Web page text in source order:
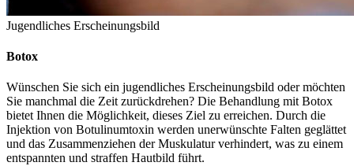
Jugendliches Erscheinungsbild
Botox
Wünschen Sie sich ein jugendliches Erscheinungsbild oder möchten
Sie manchmal die Zeit zurückdrehen? Die Behandlung mit Botox
bietet Ihnen die Möglichkeit, dieses Ziel zu erreichen. Durch die
Injektion von Botulinumtoxin werden unerwünschte Falten geglättet
und das Zusammenziehen der Muskulatur verhindert, was zu einem
entspannten und straffen Hautbild führt.